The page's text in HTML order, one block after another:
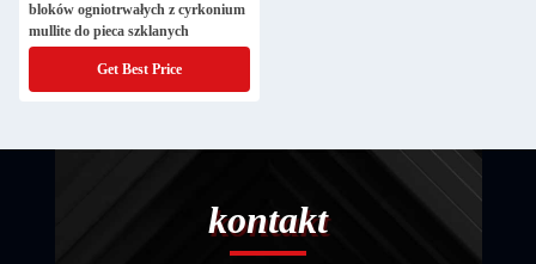
bloków ogniotrwałych z cyrkonium
mullite do pieca szklanych
Get Best Price
kontakt